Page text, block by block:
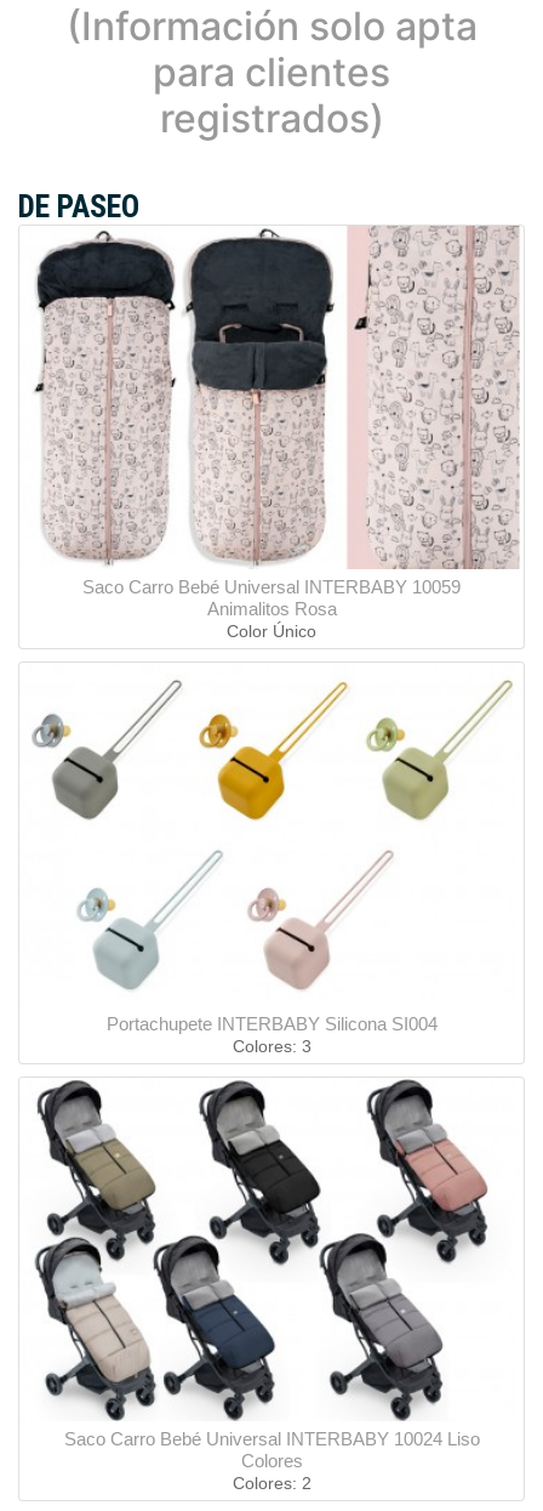
(Información solo apta
para clientes
registrados)
DE PASEO
Saco Carro Bebé Universal INTERBABY 10059
Animalitos Rosa
Color Único
Portachupete INTERBABY Silicona SI004
Colores: 3
Saco Carro Bebé Universal INTERBABY 10024 Liso
Colores
Colores: 2